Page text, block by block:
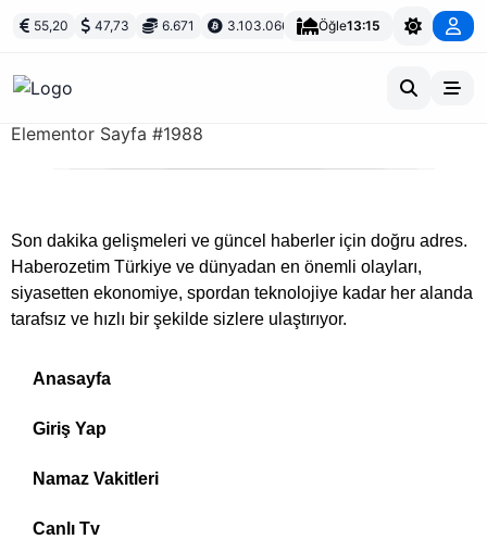
55,20 47,73 6.671 3.103.066 Öğle13:15
Elementor Sayfa #1988
Son dakika gelişmeleri ve güncel haberler için doğru adres.
Haberozetim Türkiye ve dünyadan en önemli olayları,
siyasetten ekonomiye, spordan teknolojiye kadar her alanda
tarafsız ve hızlı bir şekilde sizlere ulaştırıyor.
Anasayfa
Giriş Yap
Namaz Vakitleri
Canlı Tv